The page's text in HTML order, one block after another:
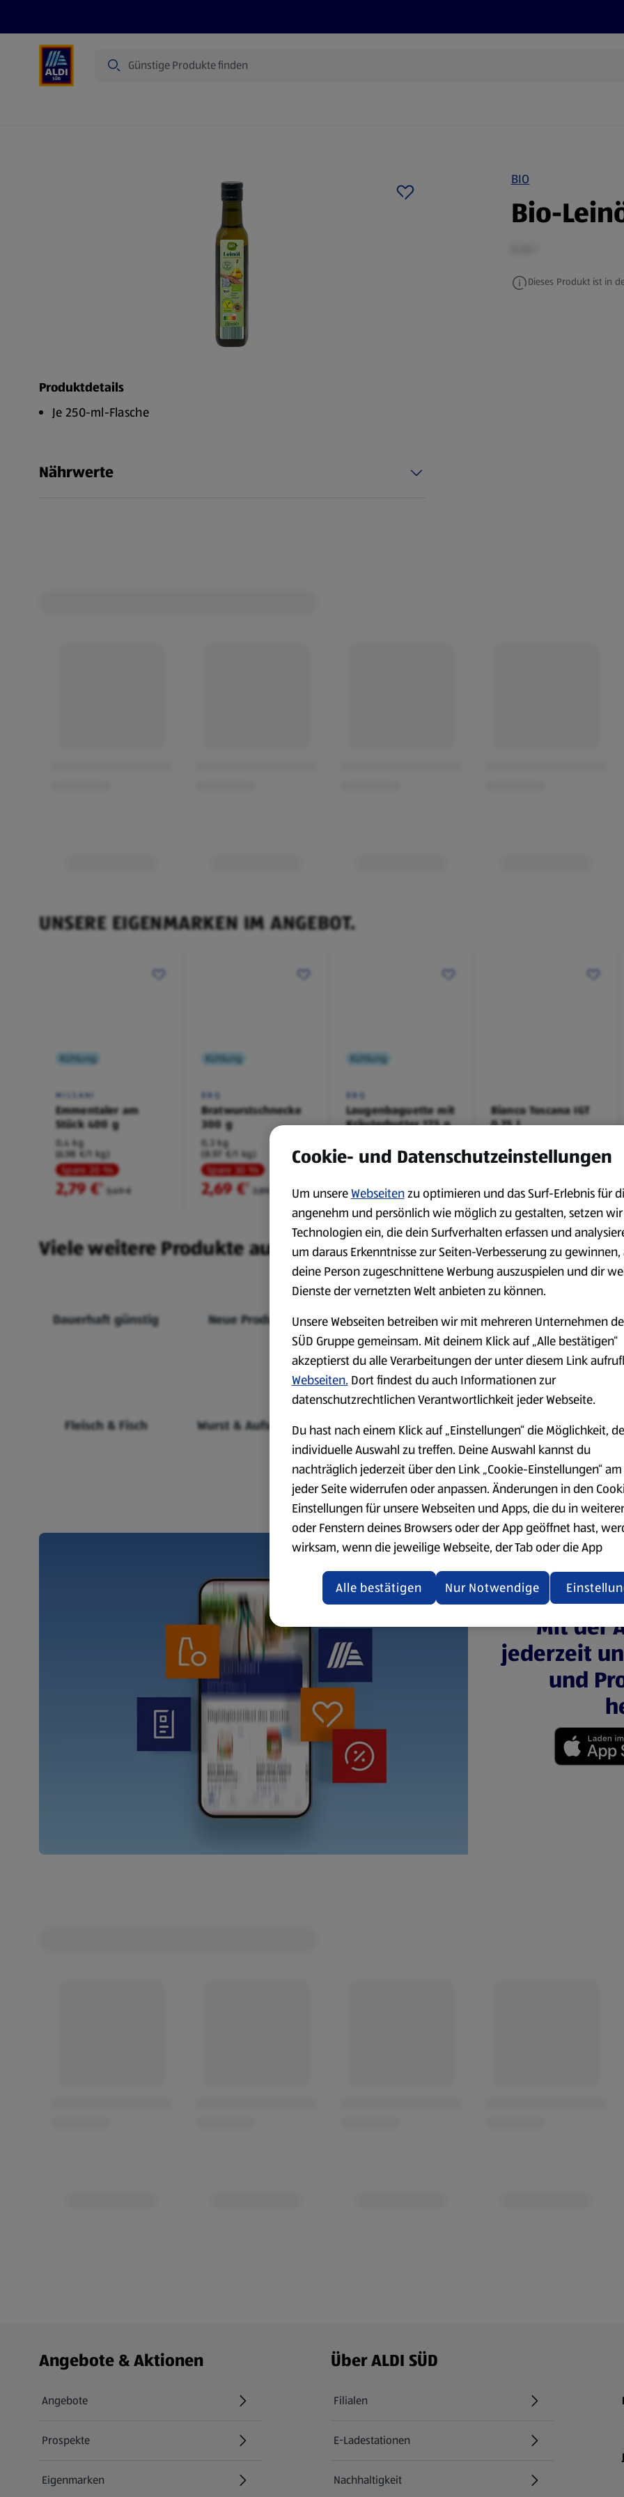
BIO
Bio-
Dieses Produkt ist in
Produktdetails
Je 250-ml-Flasche
Nährwerte
UNSERE EIGENMARKEN IM ANGEBOT.
Kühlung
MILSANI
Emmentaler am
Stück 400 g
0,4 kg
(6,98 €/1 kg)
Spare 20 %
2,79 €² 3,49 €
Kühlung
BBQ
Bratwurstschnecke
300 g
0,3 kg
(8,97 €/1 kg)
Spare 30 %
2,69 €² 3,89 €
Kühlung
BBQ
Laugenbaguette mit
Kräuterbutter 175 g
(4,51 €/1 kg)
0,79 € 1,29 €
Bianco Toscana IGT
0,75 l
(3,72 €/1 l)
2,79 € 3,49 €
Viele weitere Produkte aus unserem Sortiment.
Dauerhaft günstig Neue Produkte Markenprodukte Bio-Produkte
Fleisch & Fisch Wurst & Aufschnitt Käse
Milchprodukte &
Eier
Mit der
jederzeit
und
Fußzeilenmenü - weitere Links
Angebote & Aktionen
Angebote
Prospekte
Eigenmarken
Über ALDI SÜD
Filialen
E-Ladestationen
Nachhaltigkeit
Cookie- und Datenschutzeinstellungen
Um unsereWebseitenzu optimieren und das Surf-Erlebnis für
angenehm und persönlich wie möglich zu gestalten, setzen wir
Technologien ein, die dein Surfverhalten erfassen und
um daraus Erkenntnisse zur Seiten-Verbesserung zu gewinnen,
deine Person zugeschnittene Werbung auszuspielen und dir
Dienste der vernetzten Welt anbieten zu können.
Unsere Webseiten betreiben wir mit mehreren Unternehmen
SÜD Gruppe gemeinsam. Mit deinem Klick auf „Alle bestätigen“
akzeptierst du alle Verarbeitungen der unter diesem Link
Webseiten. Dort findest du auch Informationen zur
datenschutzrechtlichen Verantwortlichkeit jeder Webseite.
Du hast nach einem Klick auf „Einstellungen“ die Möglichkeit,
individuelle Auswahl zu treffen. Deine Auswahl kannst du
nachträglich jederzeit über den Link „Cookie-Einstellungen“
jeder Seite widerrufen oder anpassen. Änderungen in den
Einstellungen für unsere Webseiten und Apps, die du in
oder Fenstern deines Browsers oder der App geöffnet hast,
wirksam, wenn die jeweilige Webseite, der Tab oder die App
aktualisiert oder geschlossen und anschließend wieder geöffnet
Datenschutzerklärung zur Verfügung.
Übersicht der Webseitenbetreiber und Datenschutzerklärungen
Nur Notwendige
Alle bestätigen